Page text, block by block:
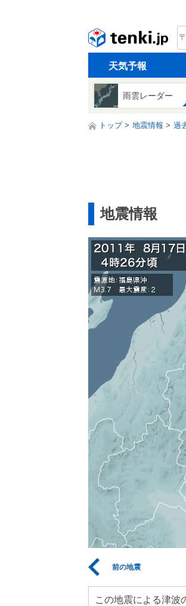
天気予報
雨雲レーダー
トップ 地震情報 過
地震情報
前の地震
この地震による津波